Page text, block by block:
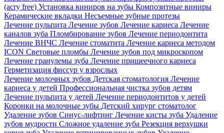
(acry free) Установка виниров на зубы Композитные виниры
Керамические вкладки Несъемные зубные протезы
Лечение пульпита Лечение зубов Лечение кариеса Лечение
каналов зуба Пломбирование зубов Лечение периодонтита
Лечение ВНЧС Лечение стоматита Лечение кариеса методом
ICON Световые пломбы Лечение зубов под микроскопом
Лечение гранулемы зуба Лечение пришеечного кариеса
Герметизация фиссур у взрослых
Лечение молочных зубов Детская стоматология Лечение
кариеса у детей Профессиональная чистка зубов детям
Лечение пульпита у детей Лечение периодонтитов у детей
Коронки на молочные зубы Детский хирург стоматолог
Удаление зубов Синус-лифтинг Лечение кисты зуба Удаление
зубов мудрости Сложное удаление зуба Резекция верхушки